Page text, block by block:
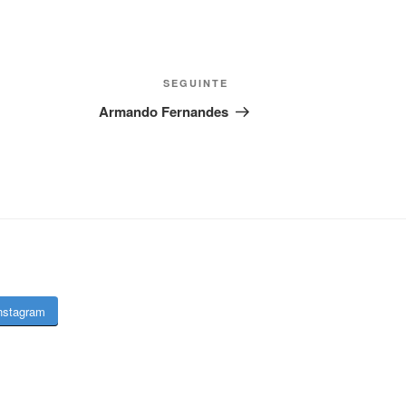
seguinte
SEGUINTE
Armando Fernandes